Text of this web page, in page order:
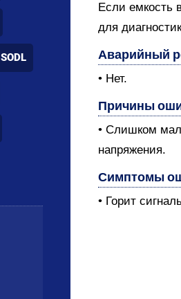
SODL
Если емкость
для
Аварийный
• Нет.
Причины
• Слишком
напряжения.
Симптомы
• Горит